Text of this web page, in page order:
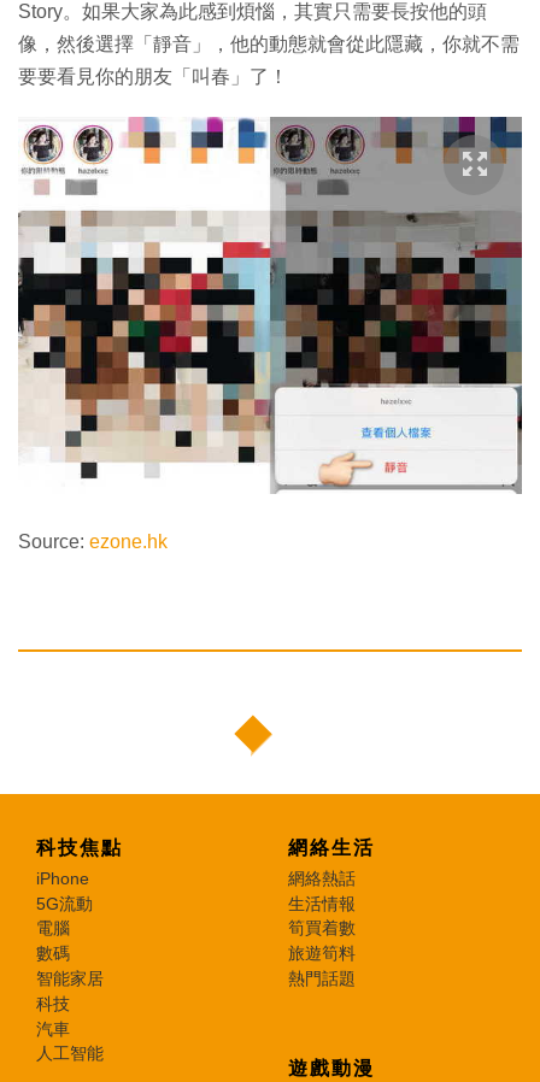
Story。如果大家為此感到煩惱，其實只需要長按他的頭
像，然後選擇「靜音」，他的動態就會從此隱藏，你就不需
要要看見你的朋友「叫春」了！
Source: ezone.hk
科技焦點
iPhone
5G流動
電腦
數碼
智能家居
科技
汽車
人工智能
網絡生活
網絡熱話
生活情報
筍買着數
旅遊筍料
熱門話題
遊戲動漫